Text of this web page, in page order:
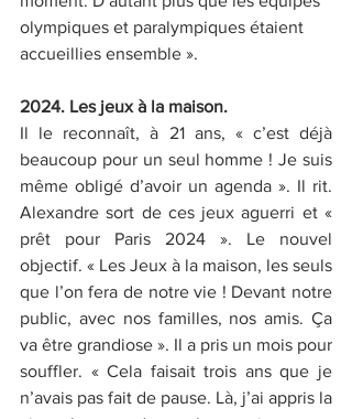
olympiques et paralympiques étaient
accueillies ensemble ».
2024. Les jeux à la maison.
Il le reconnaît, à 21 ans, « c’est déjà
beaucoup pour un seul homme ! Je suis
même obligé d’avoir un agenda ». Il rit.
Alexandre sort de ces jeux aguerri et «
prêt pour Paris 2024 ». Le nouvel
objectif. « Les Jeux à la maison, les seuls
que l’on fera de notre vie ! Devant notre
public, avec nos familles, nos amis. Ça
va être grandiose ». Il a pris un mois pour
souffler. « Cela faisait trois ans que je
n’avais pas fait de pause. Là, j’ai appris la